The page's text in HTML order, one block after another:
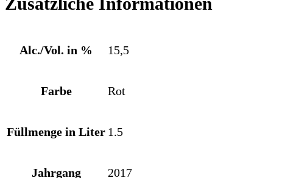
Alc./Vol. in % 15,5
Farbe Rot
Füllmenge in Liter 1.5
Jahrgang 2017